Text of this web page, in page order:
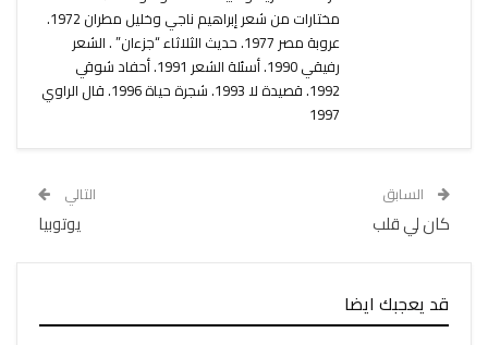
مختارات من شعر إبراهيم ناجي وخليل مطران 1972.
عروبة مصر 1977. حديث الثلاثاء “جزءان” . الشعر
رفيقي 1990. أسئلة الشعر 1991. أحفاد شوقي
1992. قصيدة لا 1993. شجرة حياة 1996. قال الراوي
1997
السابق
كان لي قلب
التالي
يوتوبيا
قد يعجبك ايضا